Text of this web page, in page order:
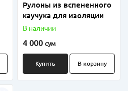
Рулоны из вспененного
каучука для изоляции
В наличии
4 000 сум
Купить В корзину